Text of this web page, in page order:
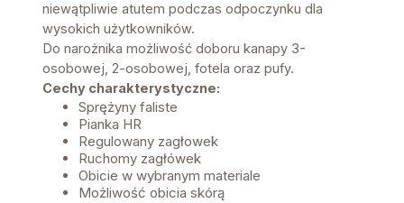
niewątpliwie atutem podczas odpoczynku dla
wysokich użytkowników.
Do narożnika możliwość doboru kanapy 3-
osobowej, 2-osobowej, fotela oraz pufy.
Cechy charakterystyczne:
Sprężyny faliste
Pianka HR
Regulowany zagłowek
Ruchomy zagłówek
Obicie w wybranym materiale
Możliwość obicia skórą